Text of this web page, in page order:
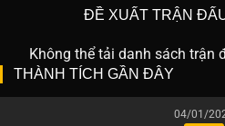
ĐỀ XUẤT TRẬN
Không thể tải danh sách trận
THÀNH TÍCH GẦN ĐÂY
04/01/